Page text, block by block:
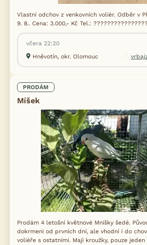
Vlastní odchov z venkovních voliér. Odběr v
9. 8.. Cena: 3.000,- Kč Tel.:
včera 22:20
Hněvotín, okr. Olomouc
PRODÁM
Míšek
Prodám 4 letošní květnové Mníšky šedé.
dokrmeni od prvních dní, ale vhodní i do
voliéře s ostatními. Mají kroužky, pouze